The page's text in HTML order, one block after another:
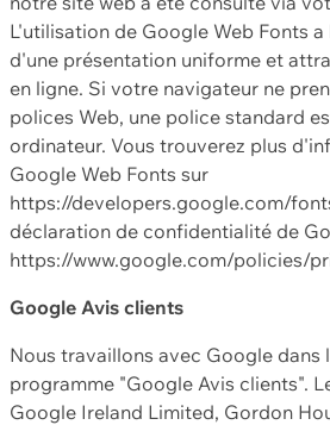
L'utilisation de Google Web Fonts
d'une présentation uniforme et
en ligne. Si votre navigateur ne
polices Web, une police standard
ordinateur. Vous trouverez plus
Google Web Fonts sur
https://developers.google.com/
déclaration de confidentialité de
https://www.google.com/policies/
Google Avis clients
Nous travaillons avec Google dans
programme "Google Avis clients".
Google Ireland Limited, Gordon